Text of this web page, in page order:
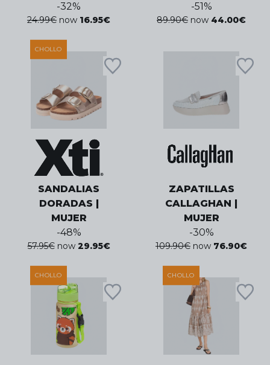
-32%
24.99€ now 16.95€
-51%
89.90€ now 44.00€
CHOLLO
SANDALIAS
DORADAS |
MUJER
-48%
57.95€ now 29.95€
ZAPATILLAS
CALLAGHAN |
MUJER
-30%
109.90€ now 76.90€
CHOLLO CHOLLO